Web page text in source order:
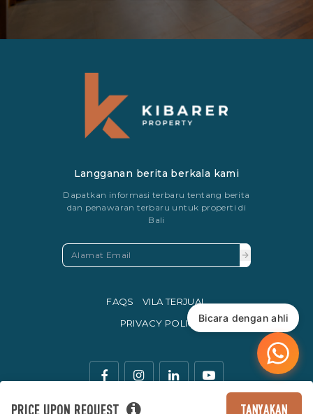
PRICE UPON REQUEST TANYAKAN
Langganan berita berkala kami
Dapatkan informasi terbaru tentang berita
dan penawaran terbaru untuk properti di
Bali
FAQS
VILA TERJUAL
PRIVACY POLICYBicara dengan ahli